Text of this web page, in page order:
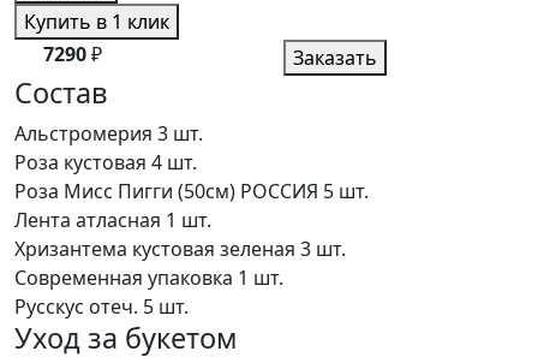
Купить в 1 клик
7290₽ Заказать
Состав
Альстромерия 3 шт.
Роза кустовая 4 шт.
Роза Мисс Пигги (50см) РОССИЯ 5 шт.
Лента атласная 1 шт.
Хризантема кустовая зеленая 3 шт.
Современная упаковка 1 шт.
Русскус отеч. 5 шт.
Уход за букетом